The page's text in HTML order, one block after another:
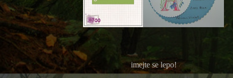
imejte se lepo!